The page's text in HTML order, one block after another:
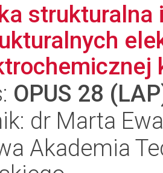
strukturalna
OPUS 28
dr Marta
Akademia